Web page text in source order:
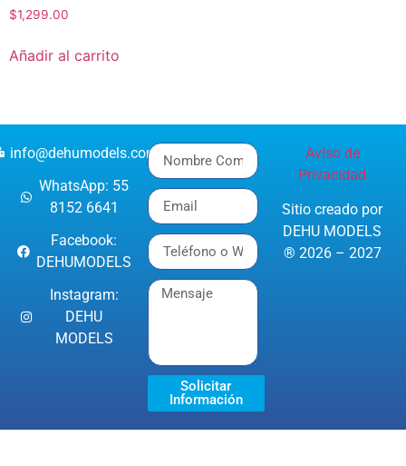
$1,299.00
Añadir al carrito
info@dehumodels.com
WhatsApp: 55
8152 6641
Facebook:
DEHUMODELS
Instagram:
DEHU
MODELS
Solicitar
Información
Aviso de
Privacidad
Sitio creado por
DEHU MODELS
® 2026 – 2027